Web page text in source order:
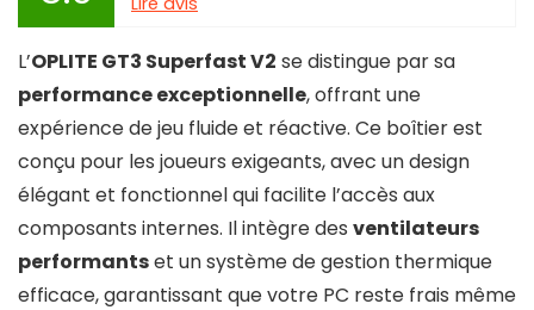
L’OPLITE GT3 Superfast V2 se distingue par sa
performance exceptionnelle, offrant une
expérience de jeu fluide et réactive. Ce boîtier est
conçu pour les joueurs exigeants, avec un design
élégant et fonctionnel qui facilite l’accès aux
composants internes. Il intègre des ventilateurs
performantset un système de gestion thermique
efficace, garantissant que votre PC reste frais même